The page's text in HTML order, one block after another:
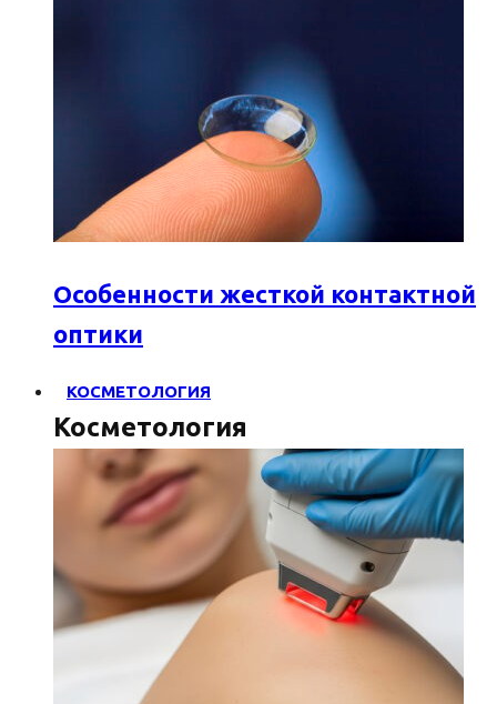
Особенности жесткой контактной
оптики
КОСМЕТОЛОГИЯ
Косметология